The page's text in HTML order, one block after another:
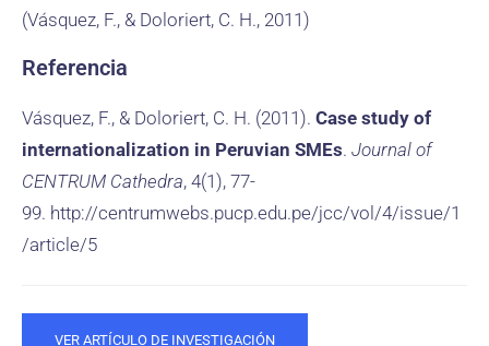
(Vásquez, F., & Doloriert, C. H., 2011)
Referencia
Vásquez, F., & Doloriert, C. H. (2011). Case study of
internationalization in Peruvian SMEs. Journal of
CENTRUM Cathedra, 4(1), 77-
99. http://centrumwebs.pucp.edu.pe/jcc/vol/4/issue/1
/article/5
VER ARTÍCULO DE INVESTIGACIÓN